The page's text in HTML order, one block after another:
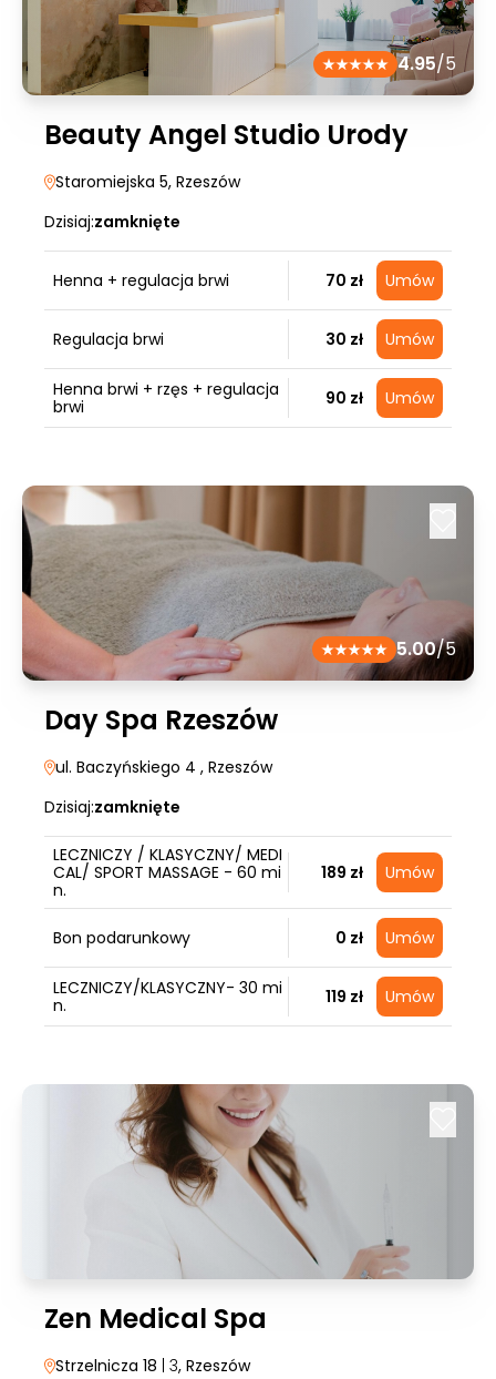
4.95/5
Beauty Angel Studio Urody
Staromiejska 5, Rzeszów
Dzisiaj:zamknięte
Henna + regulacja brwi 70 zł Umów
Regulacja brwi 30 zł Umów
Henna brwi + rzęs + regulacja
brwi
90 zł Umów
5.00/5
Day Spa Rzeszów
ul. Baczyńskiego 4 , Rzeszów
Dzisiaj:zamknięte
LECZNICZY / KLASYCZNY/ MEDI
CAL/ SPORT MASSAGE - 60 mi
n.
189 zł Umów
Bon podarunkowy 0 zł Umów
LECZNICZY/KLASYCZNY- 30 mi
n.
119 zł Umów
Zen Medical Spa
Strzelnicza 18 | 3, Rzeszów